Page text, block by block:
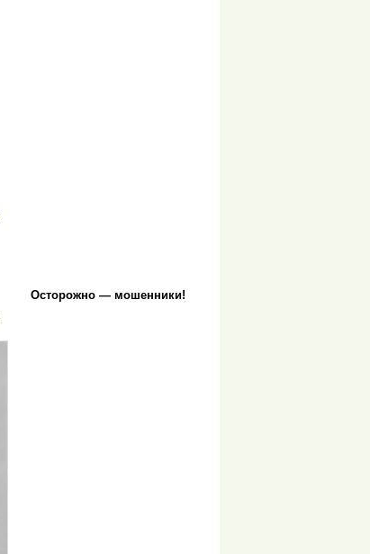
Осторожно — мошенники!